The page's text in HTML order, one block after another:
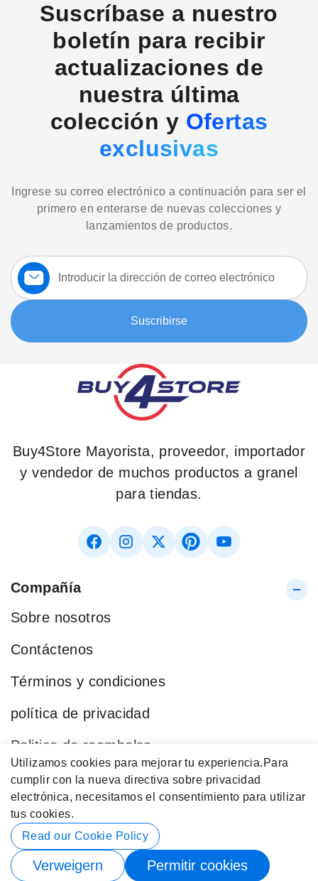
Utilizamos cookies para mejorar tu experiencia. Para
cumplir con la nueva directiva sobre privacidad
electrónica, necesitamos el consentimiento para utilizar
tus cookies.
Read our Cookie Policy
Verweigern Permitir cookies
Suscríbase a nuestro
boletín para recibir
actualizaciones de
nuestra última
colección y Ofertas
exclusivas
Ingrese su correo electrónico a continuación para ser el
primero en enterarse de nuevas colecciones y
lanzamientos de productos.
Suscríbase
a
nuestro
boletín:
Suscribirse
Buy4Store Mayorista, proveedor, importador
y vendedor de muchos productos a granel
para tiendas.
Compañía
Sobre nosotros
Contáctenos
Términos y condiciones
política de privacidad
Politica de reembolso
Blog
Categorías Populares
Datos de contacto
© 2026 Buy4Store. Reservados Todos los Derechos.